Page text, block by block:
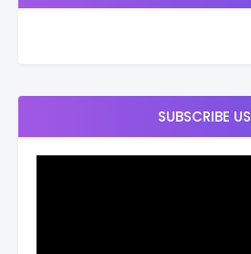
SUBSCRIBE US